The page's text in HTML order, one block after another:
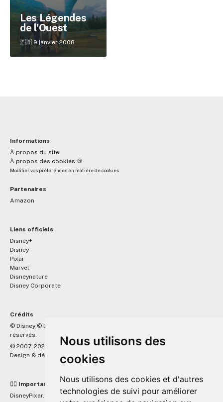
Nous utilisons des
cookies
Nous utilisons des cookies et d'autres
technologies de suivi pour améliorer
Les Légendes
de l'Ouest
🇫🇷 9 janvier 2008
Informations
À propos du site
À propos des cookies 🍪
Modifier vos préférences en matière de cookies
Partenaires
Amazon
Liens officiels
Disney+
Disney
Pixar
Marvel
Disneynature
Disney Corporate
Crédits
© Disney © Disney/Pixar © &
réservés.
© 2007-2026 DisneyPixar.fr
Design & développement :MonsieurPaul
☝🏼 Important
DisneyPixar.fr est un site indépendant et n'est en aucun cas lié de
✕